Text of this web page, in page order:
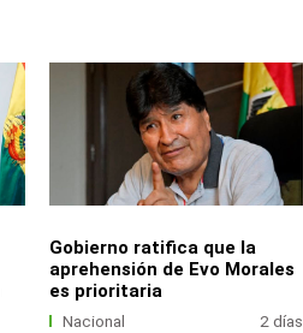
Gobierno ratifica que la
aprehensión de Evo Morales
es prioritaria
Nacional 2 días